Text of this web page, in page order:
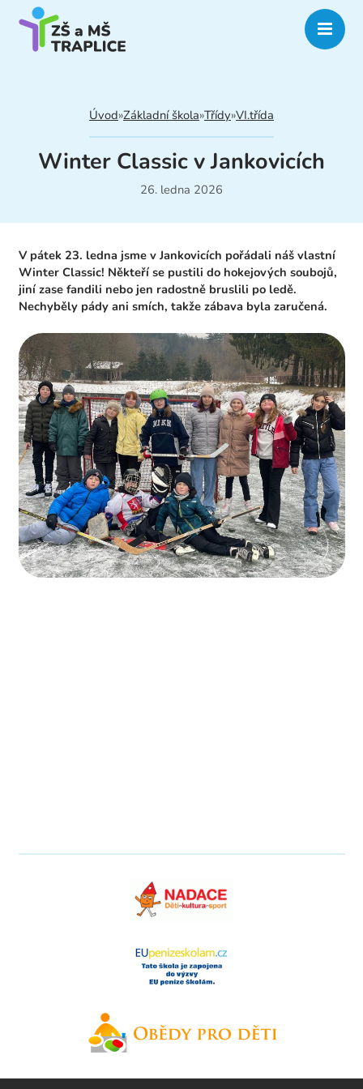
Úvod»Základní škola»Třídy»VI.třída
Winter Classic v Jankovicích
26. ledna 2026
V pátek 23. ledna jsme v Jankovicích pořádali náš vlastní
Winter Classic! Někteří se pustili do hokejových soubojů,
jiní zase fandili nebo jen radostně bruslili po ledě.
Nechyběly pády ani smích, takže zábava byla zaručená.